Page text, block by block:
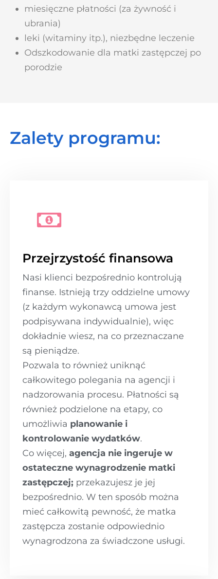
miesięczne płatności (za żywność i
ubrania)
leki (witaminy itp.), niezbędne leczenie
Odszkodowanie dla matki zastępczej po
porodzie
Zalety programu:
Przejrzystość finansowa
Nasi klienci bezpośrednio kontrolują
finanse. Istnieją trzy oddzielne umowy
(z każdym wykonawcą umowa jest
podpisywana indywidualnie), więc
dokładnie wiesz, na co przeznaczane
są pieniądze.
Pozwala to również uniknąć
całkowitego polegania na agencji i
nadzorowania procesu. Płatności są
również podzielone na etapy, co
umożliwia planowanie i
kontrolowanie wydatków.
Co więcej, agencja nie ingeruje w
ostateczne wynagrodzenie matki
zastępczej; przekazujesz je jej
bezpośrednio. W ten sposób można
mieć całkowitą pewność, że matka
zastępcza zostanie odpowiednio
wynagrodzona za świadczone usługi.